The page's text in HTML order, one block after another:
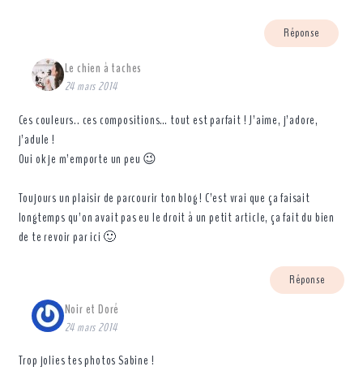
Réponse
Le chien à taches
24 mars 2014
Ces couleurs.. ces compositions… tout est parfait ! J’aime, j’adore,
j’adule !
Oui ok je m’emporte un peu 😉
Toujours un plaisir de parcourir ton blog ! C’est vrai que ça faisait
longtemps qu’on avait pas eu le droit à un petit article, ça fait du bien
de te revoir par ici 🙂
Réponse
Noir et Doré
24 mars 2014
Trop jolies tes photos Sabine !